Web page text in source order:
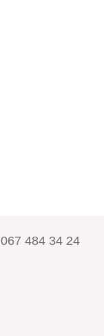
067 484 34 24